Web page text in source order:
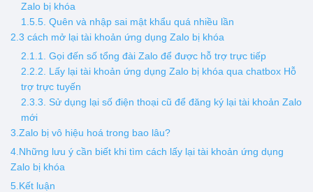
Zalo bị khóa
1.5.5. Quên và nhập sai mật khẩu quá nhiều lần
2.3 cách mở lại tài khoản ứng dụng Zalo bị khóa
2.1.1. Gọi đến số tổng đài Zalo để được hỗ trợ trực tiếp
2.2.2. Lấy lại tài khoản ứng dụng Zalo bị khóa qua chatbox Hỗ
trợ trực tuyến
2.3.3. Sử dụng lại số điện thoại cũ để đăng ký lại tài khoản Zalo
mới
3.Zalo bị vô hiệu hoá trong bao lâu?
4.Những lưu ý cần biết khi tìm cách lấy lại tài khoản ứng dụng
Zalo bị khóa
5.Kết luận